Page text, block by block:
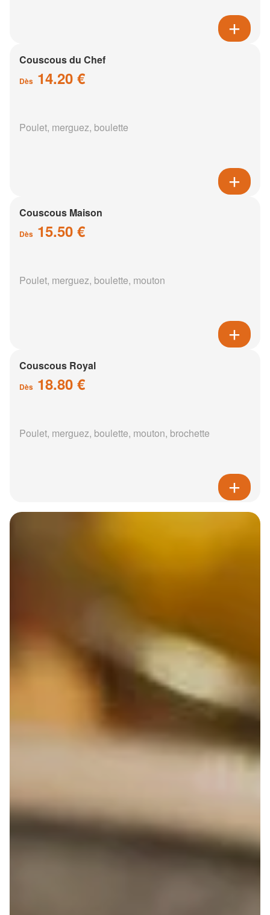
Couscous du Chef
Dès 14.20 €
Poulet, merguez, boulette
Couscous Maison
Dès 15.50 €
Poulet, merguez, boulette, mouton
Couscous Royal
Dès 18.80 €
Poulet, merguez, boulette, mouton, brochette